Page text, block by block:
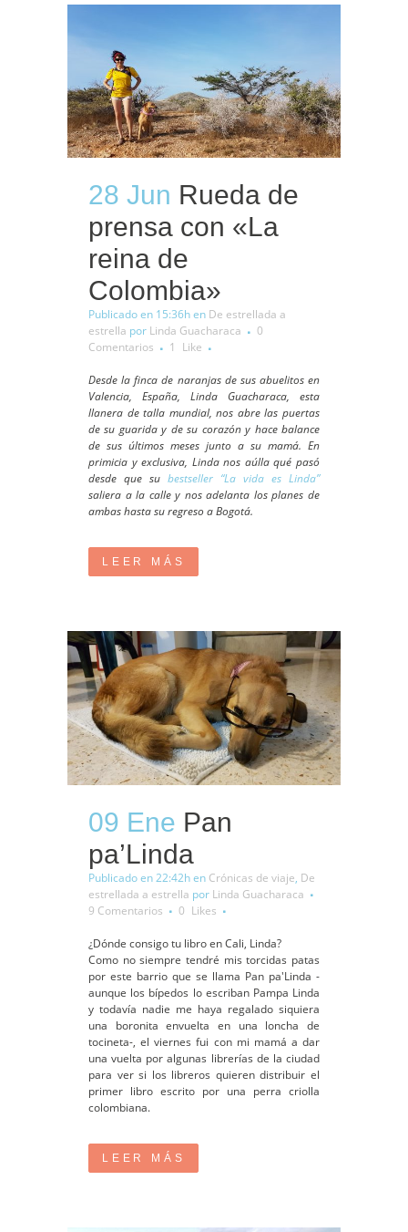
28 Jun Rueda de
prensa con «La
reina de
Colombia»
Publicado en 15:36hen De estrellada a
estrella por Linda Guacharaca
0
Comentarios
1 Like
Desde la finca de naranjas de sus abuelitos en
Valencia, España, Linda Guacharaca, esta
llanera de talla mundial, nos abre las puertas
de su guarida y de su corazón y hace balance
de sus últimos meses junto a su mamá. En
primicia y exclusiva, Linda nos aúlla qué pasó
desde que su bestseller “La vida es Linda”
saliera a la calle y nos adelanta los planes de
ambas hasta su regreso a Bogotá.
LEER MÁS
09 Ene Pan
pa’Linda
Publicado en 22:42hen Crónicas de viaje, De
estrellada a estrella por Linda Guacharaca
9 Comentarios
0 Likes
¿Dónde consigo tu libro en Cali, Linda?
Como no siempre tendré mis torcidas patas
por este barrio que se llama Pan pa'Linda -
aunque los bípedos lo escriban Pampa Linda
y todavía nadie me haya regalado siquiera
una boronita envuelta en una loncha de
tocineta-, el viernes fui con mi mamá a dar
una vuelta por algunas librerías de la ciudad
para ver si los libreros quieren distribuir el
primer libro escrito por una perra criolla
colombiana.
LEER MÁS